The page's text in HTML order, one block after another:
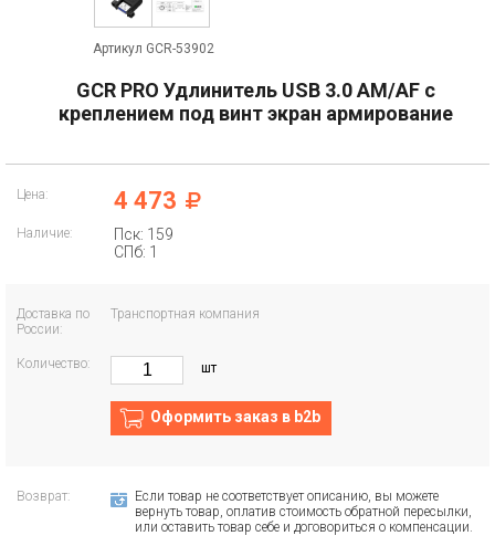
Артикул GCR-53902
GCR PRO Удлинитель USB 3.0 AM/AF с
креплением под винт экран армирование
Цена: 4 473
Наличие:
Пск: 159
СПб: 1
Доставка по
России:
Транспортная компания
Количество: шт
Оформить заказ в b2b
Возврат:
Если товар не соответствует описанию, вы можете
вернуть товар, оплатив стоимость обратной пересылки,
или оставить товар себе и договориться о компенсации.